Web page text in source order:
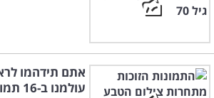
אתם תידהמו
עולמנו ב-16 תמונות טבע מופלאות